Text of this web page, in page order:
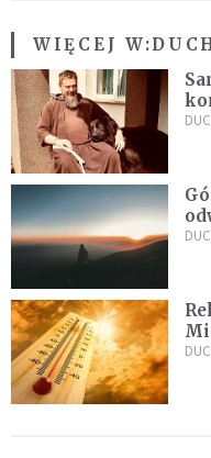
WIĘCEJ W:
po